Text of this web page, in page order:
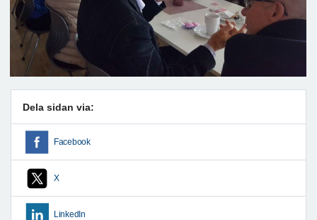
Dela sidan via:
Facebook
X
LinkedIn